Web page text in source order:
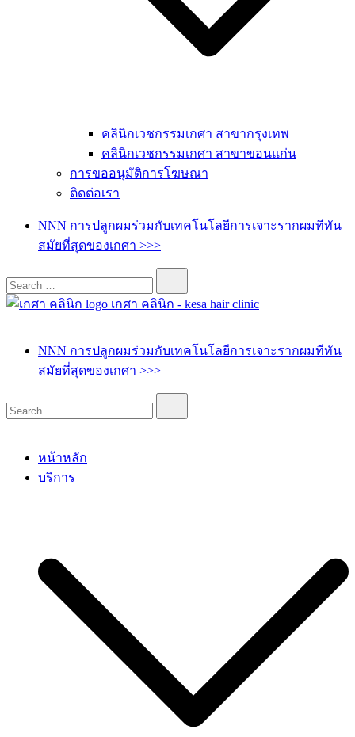
คลินิกเวชกรรมเกศา สาขากรุงเทพ
คลินิกเวชกรรมเกศา สาขาขอนแก่น
การขออนุมัติการโฆษณา
ติดต่อเรา
NNN การปลูกผมร่วมกับเทคโนโลยีการเจาะรากผมทีทัน
สมัยที่สุดของเกศา >>>
NNN การปลูกผมร่วมกับเทคโนโลยีการเจาะรากผมทีทัน
สมัยที่สุดของเกศา >>>
หน้าหลัก
บริการ